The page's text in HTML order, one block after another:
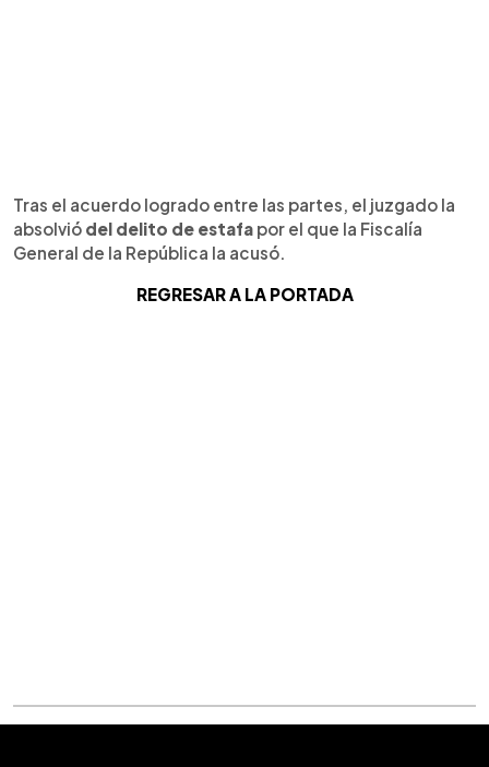
Tras el acuerdo logrado entre las partes, el juzgado la
absolvió del delito de estafa por el que la Fiscalía
General de la República la acusó.
REGRESAR A LA PORTADA